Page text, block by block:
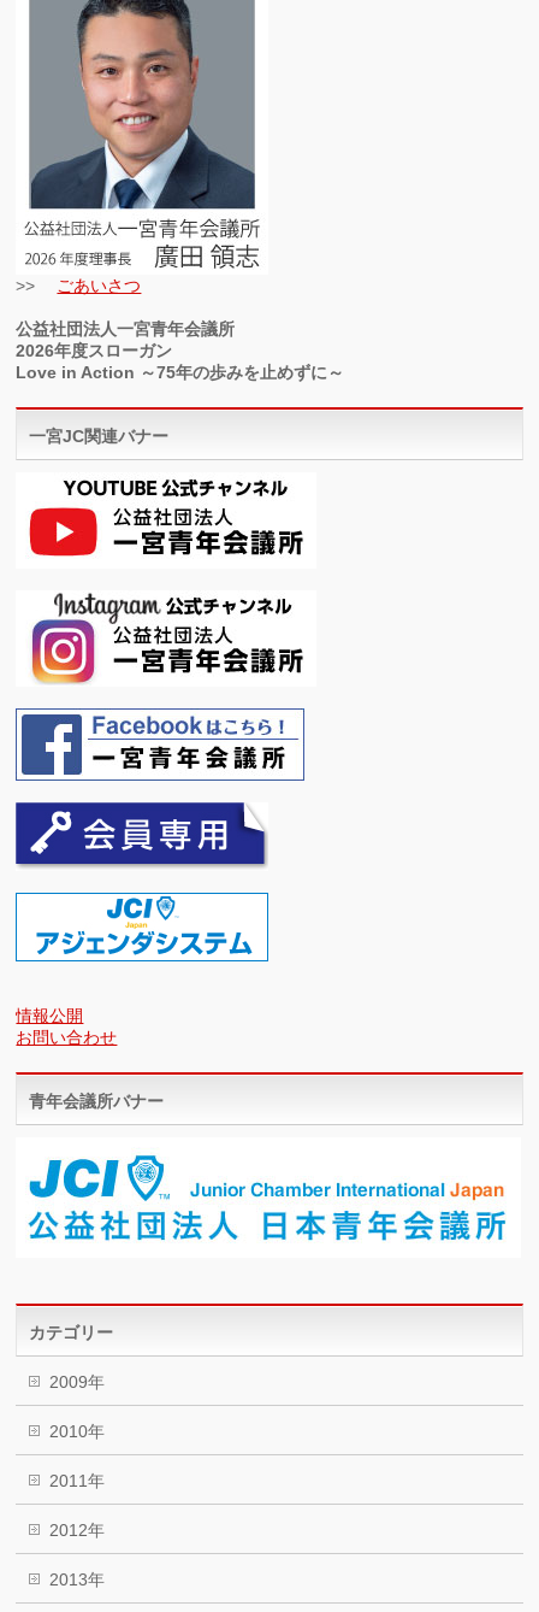
>> ごあいさつ
公益社団法人一宮青年会議所
2026年度スローガン
Love in Action ～75年の歩みを止めずに～
一宮JC関連バナー
情報公開
お問い合わせ
青年会議所バナー
カテゴリー
2009年
2010年
2011年
2012年
2013年